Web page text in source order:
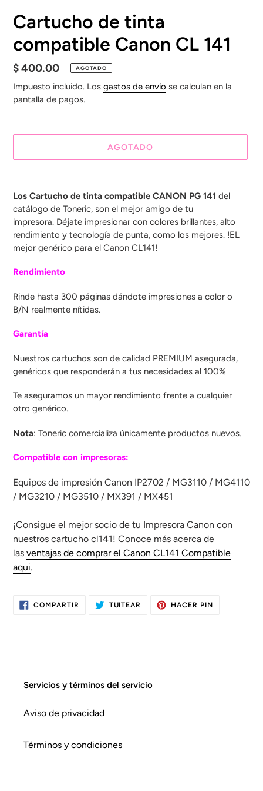
Cartucho de tinta
compatible Canon CL 141
Precio
habitual
$ 400.00 AGOTADO
Impuesto incluido. Los gastos de envío se calculan en la
pantalla de pagos.
AGOTADO
el
producto
a
carrito
compra
Los Cartucho de tinta compatible CANON PG 141 del
catálogo de Toneric, son el mejor amigo de tu
impresora. Déjate impresionar con colores brillantes, alto
rendimiento y tecnología de punta, como los mejores. !EL
mejor genérico para el Canon CL141!
Rendimiento
Rinde hasta 300 páginas dándote impresiones a color o
B/N realmente nítidas.
Garantía
Nuestros cartuchos son de calidad PREMIUM asegurada,
genéricos que responderán a tus necesidades al 100%
Te aseguramos un mayor rendimiento frente a cualquier
otro genérico.
Nota: Toneric comercializa únicamente productos nuevos.
Compatible con impresoras:
Equipos de impresión Canon IP2702 / MG3110 / MG4110
/ MG3210 / MG3510 / MX391 / MX451
¡Consigue el mejor socio de tu Impresora Canon con
nuestros cartucho cl141! Conoce más acerca de
las ventajas de comprar el Canon CL141 Compatible
aqui.
COMPARTIR
TUITEAR
HACER PIN
Servicios y términos del servicio
Aviso de privacidad
Términos y condiciones